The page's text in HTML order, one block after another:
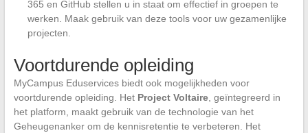
365 en GitHub stellen u in staat om effectief in groepen te
werken. Maak gebruik van deze tools voor uw gezamenlijke
projecten.
Voortdurende opleiding
MyCampus Eduservices biedt ook mogelijkheden voor
voortdurende opleiding. Het Project Voltaire, geïntegreerd in
het platform, maakt gebruik van de technologie van het
Geheugenanker om de kennisretentie te verbeteren. Het